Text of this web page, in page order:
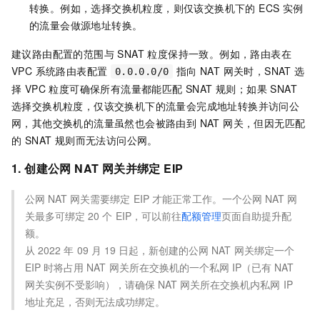
转换。例如，选择交换机粒度，则仅该交换机下的 ECS 实例
的流量会做源地址转换。
建议路由配置的范围与 SNAT 粒度保持一致。例如，路由表在
VPC 系统路由表配置
0.0.0.0/0
指向 NAT 网关时，SNAT 选
择 VPC 粒度可确保所有流量都能匹配 SNAT 规则；如果 SNAT
选择交换机粒度，仅该交换机下的流量会完成地址转换并访问公
网，其他交换机的流量虽然也会被路由到 NAT 网关，但因无匹配
的 SNAT 规则而无法访问公网。
1. 创建公网 NAT 网关并绑定 EIP
公网 NAT 网关需要绑定 EIP 才能正常工作。一个公网 NAT 网
关最多可绑定 20 个 EIP，可以前往配额管理页面自助提升配
额。
从 2022 年 09 月 19 日起，新创建的公网 NAT 网关绑定一个
EIP 时将占用 NAT 网关所在交换机的一个私网 IP（已有 NAT
网关实例不受影响），请确保 NAT 网关所在交换机内私网 IP
地址充足，否则无法成功绑定。